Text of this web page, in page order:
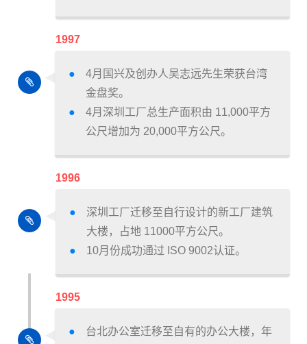
1997
4月国兴及创办人吴志远先生荣获台湾
金盘奖。
4月深圳工厂总生产面积由 11,000平方
公尺增加为 20,000平方公尺。
1996
深圳工厂迁移至自行设计的新工厂建筑
大楼，占地 11000平方公尺。
10月份成功通过 ISO 9002认证。
1995
台北办公室迁移至自有的办公大楼，年